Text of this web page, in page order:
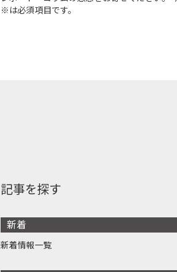
※は必須項目です。
記事を探す
新着
新着情報一覧